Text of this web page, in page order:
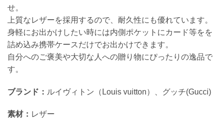
せ。
上質なレザーを採用するので、耐久性にも優れています。
身軽にお出かけしたい時には内側ポケットにカード等をを
詰め込み携帯ケースだけでお出かけできます。
自分へのご褒美や大切な人への贈り物にぴったりの逸品で
す。
ブランド： ルイヴィトン（Louis vuitton）、グッチ(Gucci)
素材： レザー